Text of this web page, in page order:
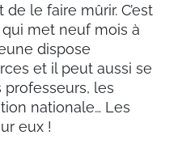
le faire mûrir. C’est
met neuf mois à
dispose
et il peut aussi se
professeurs, les
nationale… Les
eux !